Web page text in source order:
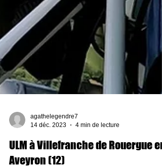
agathelegendre7